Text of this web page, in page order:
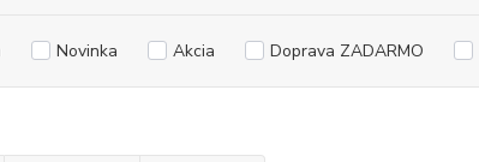
Novinka Akcia Doprava ZADARMO